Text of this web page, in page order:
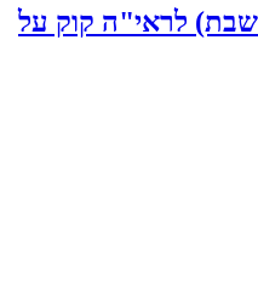
לראי"ה קוק על